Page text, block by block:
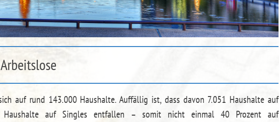
auf rund 143.000 Haushalte. Auffällig ist, dass davon 7.051 Haushalte auf
Haushalte auf Singles entfallen – somit nicht einmal 40 Prozent auf